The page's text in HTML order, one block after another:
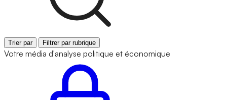
Trier par Filtrer par rubrique
Votre média d'analyse politique et économique